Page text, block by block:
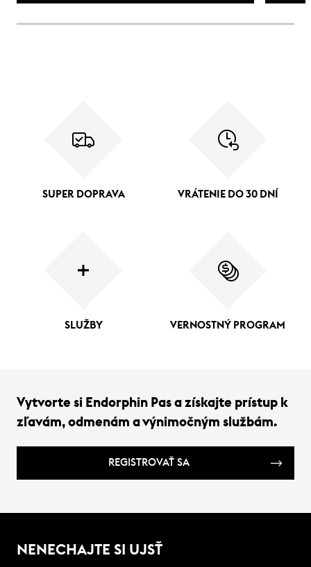
SUPER DOPRAVA VRÁTENIE DO 30 DNÍ
SLUŽBY VERNOSTNÝ PROGRAM
Vytvorte si Endorphin Pas a získajte prístup k
zľavám, odmenám a výnimočným službám.
REGISTROVAŤ SA
NENECHAJTE SI UJSŤ